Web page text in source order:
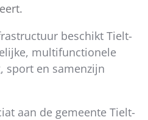
beschikt Tielt-
multifunctionele
sport en samenzijn
aan de gemeente Tielt-